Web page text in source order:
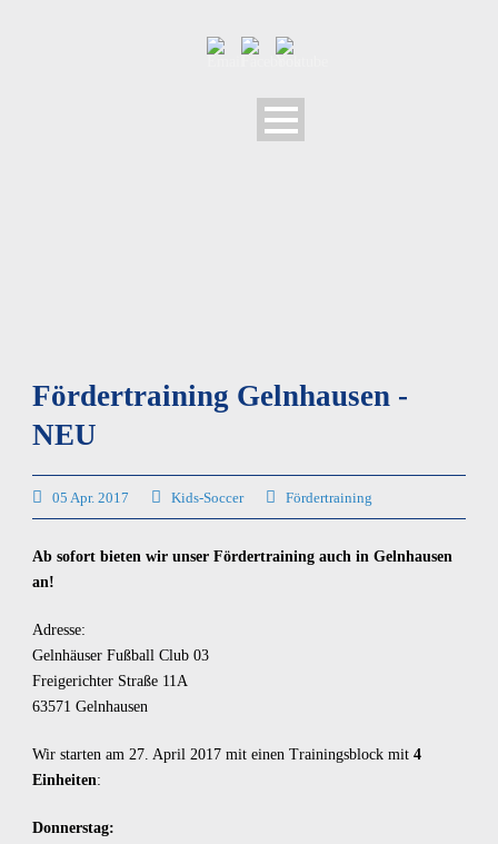
Fördertraining Gelnhausen -
NEU
05 Apr. 2017 Kids-Soccer Fördertraining
Ab sofort bieten wir unser Fördertraining auch in Gelnhausen
an!
Adresse:
Gelnhäuser Fußball Club 03
Freigerichter Straße 11A
63571 Gelnhausen
Wir starten am 27. April 2017 mit einen Trainingsblock mit 4
Einheiten:
Donnerstag: